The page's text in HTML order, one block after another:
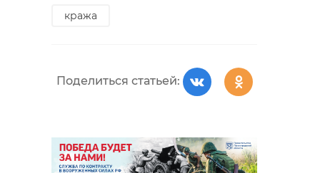
кража
Поделиться статьей: